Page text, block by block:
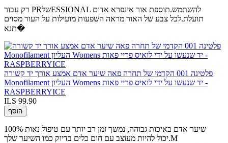
רק עבור PRשלESSIONAL להשתמש.תוספת אור אינפרא אדום
תועלת.לכל צבע של האור מראה השפעות מועילות על העור מסוים
תנא�
פלטינה 001 הקדמי של תחרה פאה שיער אדם אמצע אורך יד קשורה
Monofilament העליון Womens יד שנעשו על ידי לואיס פריי פאות -
RASPBERRYICE
ILS 99.90
הוסף
100% שיער אדם באיכות גבוהה, נמשך זמן רב יותר עם טיפול נאות
יכול להיות מעוצב עם חום כלים בדיוק כמו השיער שלך.M